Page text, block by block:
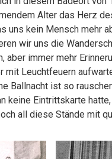
Alter das Herz
uns kein Mensch mehr
wir uns die
aber immer mehr
mit Leuchtfeuern
Ballnacht ist so
keine Eintrittskarte
all diese Stände mit